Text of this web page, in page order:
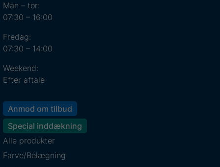
Man – tor:
07:30 – 16:00
Fredag:
07:30 – 14:00
Weekend:
Efter aftale
Anmod om tilbud
Special inddækning
Alle produkter
Farve/Belægning